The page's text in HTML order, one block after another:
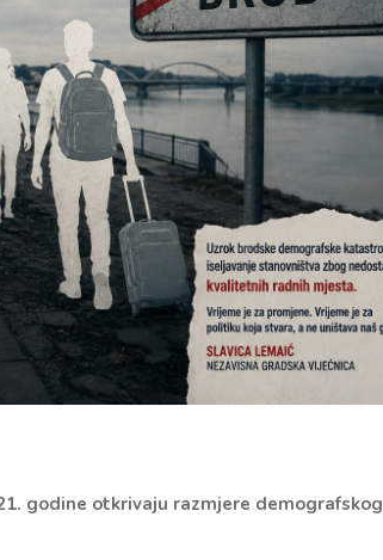
godine otkrivaju razmjere demografskog